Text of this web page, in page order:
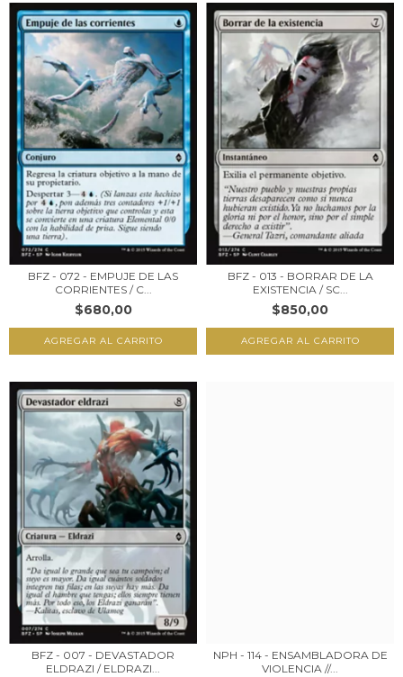
BFZ - 072 - EMPUJE DE LAS
CORRIENTES / C...
$680,00
BFZ - 013 - BORRAR DE LA
EXISTENCIA / SC...
$850,00
BFZ - 007 - DEVASTADOR
ELDRAZI / ELDRAZI...
NPH - 114 - ENSAMBLADORA DE
VIOLENCIA //...